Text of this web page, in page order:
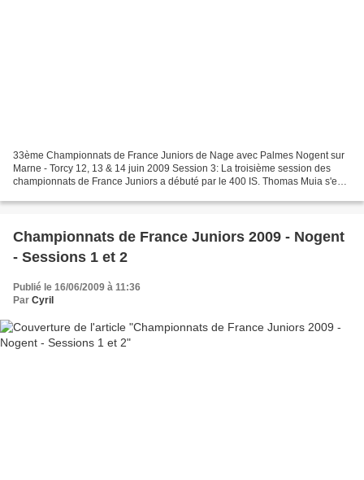
33ème Championnats de France Juniors de Nage avec Palmes Nogent sur
Marne - Torcy 12, 13 & 14 juin 2009 Session 3: La troisième session des
championnats de France Juniors a débuté par le 400 IS. Thomas Muia s'est
Championnats de France Juniors 2009 - Nogent
- Sessions 1 et 2
Publié le 16/06/2009 à 11:36
Par Cyril